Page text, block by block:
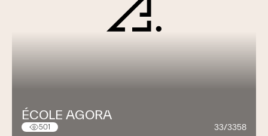
ÉCOLE AGORA
501 33/3358